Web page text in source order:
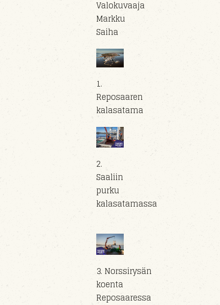
Valokuvaaja
Markku
Saiha
1.
Reposaaren
kalasatama
2.
Saaliin
purku
kalasatamassa
3. Norssirysän
koenta
Reposaaressa